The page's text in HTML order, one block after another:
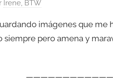
Irene, BTW
imágenes que me
pero amena y